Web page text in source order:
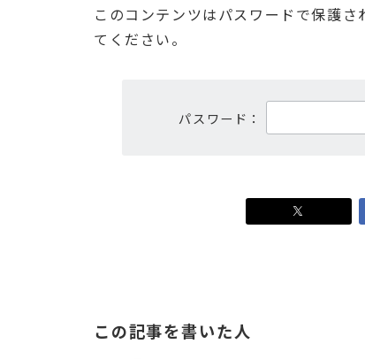
このコンテンツはパスワードで保護
てください。
パスワード：
この記事を書いた人